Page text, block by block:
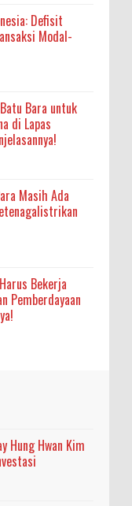
Defisit
Modal-
Bara untuk
di Lapas
Masih Ada
Bekerja
Pemberdayaan
Hung Hwan Kim